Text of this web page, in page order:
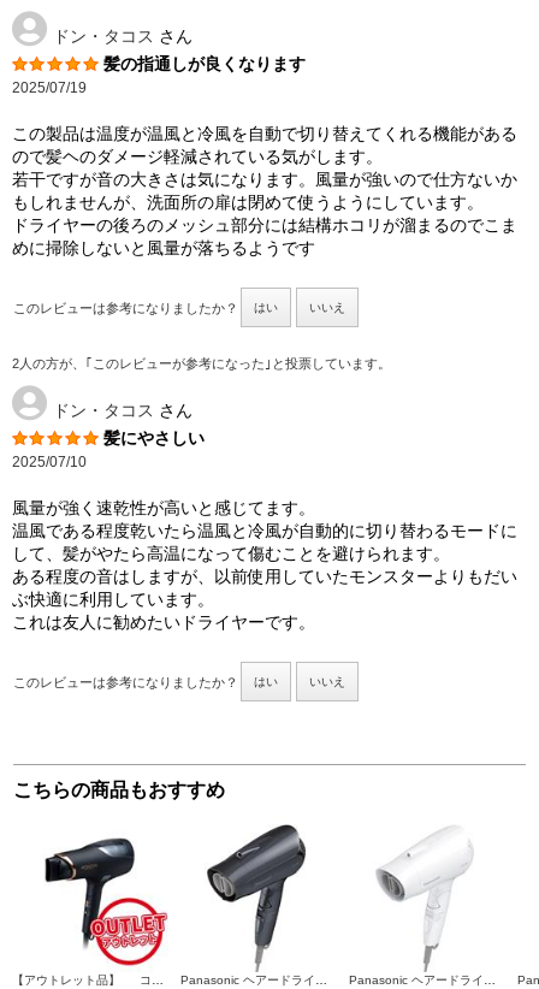
ドン・タコス さん
髪の指通しが良くなります
2025/07/19
この製品は温度が温風と冷風を自動で切り替えてくれる機能がある
ので髪ヘのダメージ軽減されている気がします。
若干ですが音の大きさは気になります。風量が強いので仕方ないか
もしれませんが、洗面所の扉は閉めて使うようにしています。
ドライヤーの後ろのメッシュ部分には結構ホコリが溜まるのでこま
めに掃除しないと風量が落ちるようです
このレビューは参考になりましたか？ はい いいえ
2人の方が、｢このレビューが参考になった｣と投票しています。
ドン・タコス さん
髪にやさしい
2025/07/10
風量が強く速乾性が高いと感じてます。
温風である程度乾いたら温風と冷風が自動的に切り替わるモードに
して、髪がやたら高温になって傷むことを避けられます。
ある程度の音はしますが、以前使用していたモンスターよりもだい
ぶ快適に利用しています。
これは友人に勧めたいドライヤーです。
このレビューは参考になりましたか？ はい いいえ
こちらの商品もおすすめ